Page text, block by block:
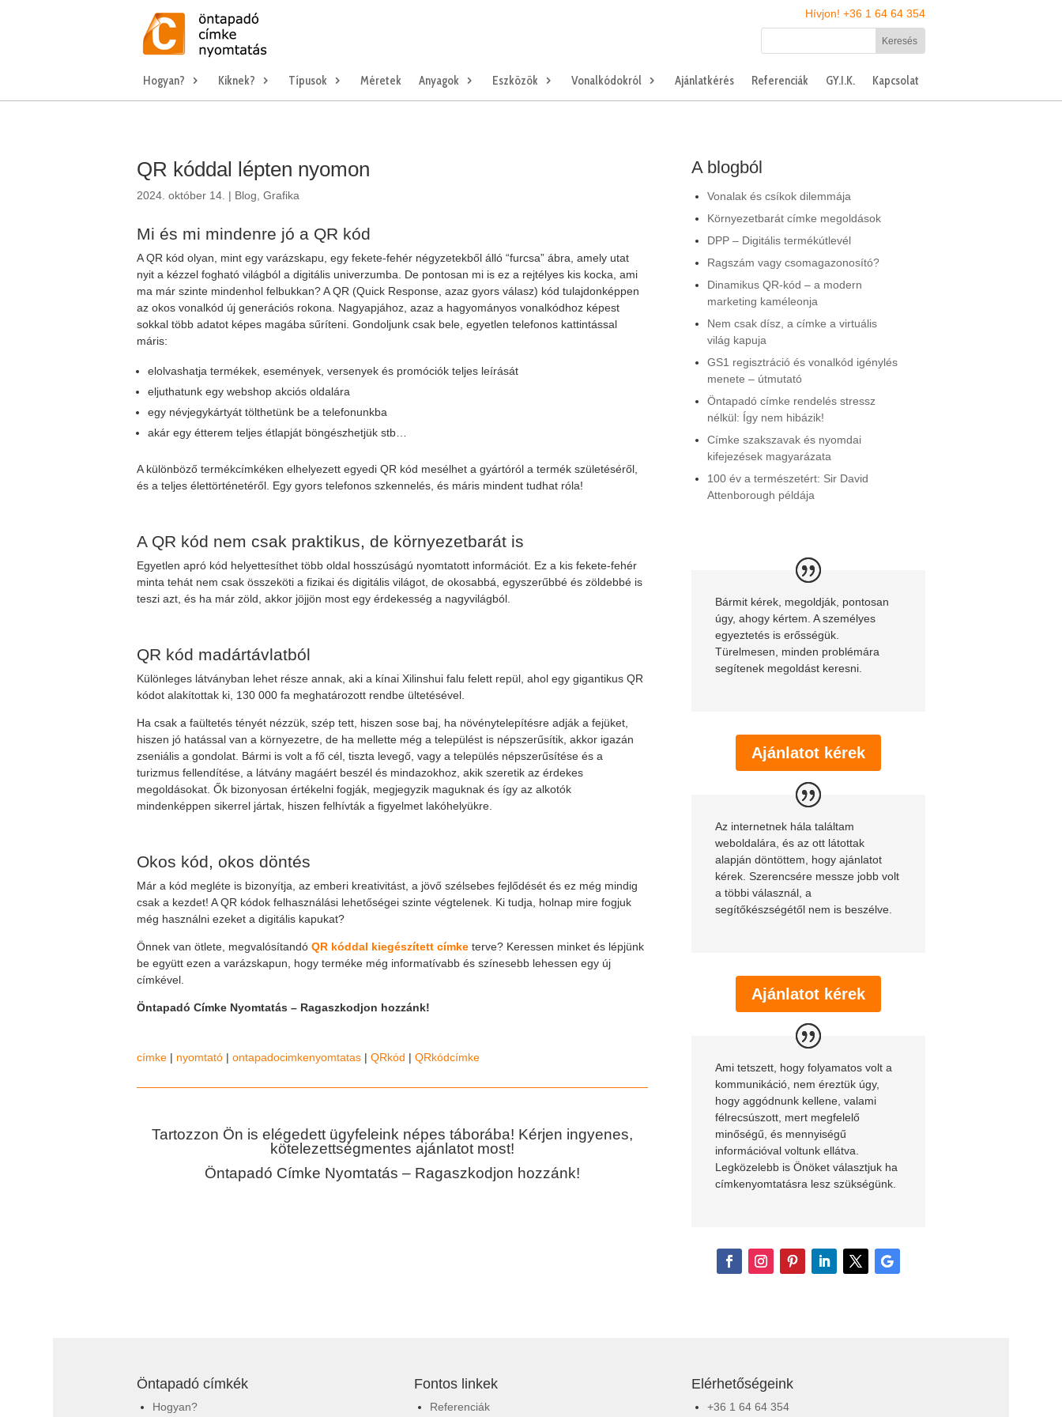
Hívjon! +36 1 64 64 354
Hogyan? Kiknek? Típusok Méretek Anyagok Eszközök Vonalkódokról Ajánlatkérés Referenciák GY.I.K. Kapcsolat
QR kóddal lépten nyomon
2024. október 14. | Blog Grafika
Mi és mi mindenre jó a QR kód
A QR kód olyan, mint egy varázskapu, egy fekete-fehér négyzetekből álló “furcsa” ábra, amely utat
nyit a kézzel fogható világból a digitális univerzumba. De pontosan mi is ez a rejtélyes kis kocka, ami
ma már szinte mindenhol felbukkan? A QR (Quick Response, azaz gyors válasz) kód tulajdonképpen
az okos vonalkód új generációs rokona. Nagyapjához, azaz a hagyományos vonalkódhoz képest
sokkal több adatot képes magába sűríteni. Gondoljunk csak bele, egyetlen telefonos kattintással
máris:
elolvashatja termékek, események, versenyek és promóciók teljes leírását
eljuthatunk egy webshop akciós oldalára
egy névjegykártyát tölthetünk be a telefonunkba
akár egy étterem teljes étlapját böngészhetjük stb…
A különböző termékcímkéken elhelyezett egyedi QR kód mesélhet a gyártóról a termék születéséről,
és a teljes élettörténetéről. Egy gyors telefonos szkennelés, és máris mindent tudhat róla!
A QR kód nem csak praktikus, de környezetbarát is
Egyetlen apró kód helyettesíthet több oldal hosszúságú nyomtatott információt. Ez a kis fekete-fehér
minta tehát nem csak összeköti a fizikai és digitális világot, de okosabbá, egyszerűbbé és zöldebbé is
teszi azt, és ha már zöld, akkor jöjjön most egy érdekesség a nagyvilágból.
QR kód madártávlatból
Különleges látványban lehet része annak, aki a kínai Xilinshui falu felett repül, ahol egy gigantikus QR
kódot alakítottak ki, 130 000 fa meghatározott rendbe ültetésével.
Ha csak a faültetés tényét nézzük, szép tett, hiszen sose baj, ha növénytelepítésre adják a fejüket,
hiszen jó hatással van a környezetre, de ha mellette még a települést is népszerűsítik, akkor igazán
zseniális a gondolat. Bármi is volt a fő cél, tiszta levegő, vagy a település népszerűsítése és a
turizmus fellendítése, a látvány magáért beszél és mindazokhoz, akik szeretik az érdekes
megoldásokat. Ők bizonyosan értékelni fogják, megjegyzik maguknak és így az alkotók
mindenképpen sikerrel jártak, hiszen felhívták a figyelmet lakóhelyükre.
Okos kód, okos döntés
Már a kód megléte is bizonyítja, az emberi kreativitást, a jövő szélsebes fejlődését és ez még mindig
csak a kezdet! A QR kódok felhasználási lehetőségei szinte végtelenek. Ki tudja, holnap mire fogjuk
még használni ezeket a digitális kapukat?
Önnek van ötlete, megvalósítandó QR kóddal kiegészített címke terve? Keressen minket és lépjünk
be együtt ezen a varázskapun, hogy terméke még informatívabb és színesebb lehessen egy új
címkével.
Öntapadó Címke Nyomtatás – Ragaszkodjon hozzánk!
címke | nyomtató | ontapadocimkenyomtatas | QRkód | QRkódcímke
Tartozzon Ön is elégedett ügyfeleink népes táborába! Kérjen ingyenes,
kötelezettségmentes ajánlatot most!
Öntapadó Címke Nyomtatás – Ragaszkodjon hozzánk!
A blogból
Vonalak és csíkok dilemmája
Környezetbarát címke megoldások
DPP – Digitális termékútlevél
Ragszám vagy csomagazonosító?
Dinamikus QR-kód – a modern
marketing kaméleonja
Nem csak dísz, a címke a virtuális
világ kapuja
GS1 regisztráció és vonalkód igénylés
menete – útmutató
Öntapadó címke rendelés stressz
nélkül: Így nem hibázik!
Címke szakszavak és nyomdai
kifejezések magyarázata
100 év a természetért: Sir David
Attenborough példája
Bármit kérek, megoldják, pontosan
úgy, ahogy kértem. A személyes
egyeztetés is erősségük.
Türelmesen, minden problémára
segítenek megoldást keresni.
Ajánlatot kérek
Az internetnek hála találtam
weboldalára, és az ott látottak
alapján döntöttem, hogy ajánlatot
kérek. Szerencsére messze jobb volt
a többi válasznál, a
segítőkészségétől nem is beszélve.
Ajánlatot kérek
Ami tetszett, hogy folyamatos volt a
kommunikáció, nem éreztük úgy,
hogy aggódnunk kellene, valami
félrecsúszott, mert megfelelő
minőségű, és mennyiségű
információval voltunk ellátva.
Legközelebb is Önöket választjuk ha
címkenyomtatásra lesz szükségünk.
Öntapadó címkék
Hogyan?
Fontos linkek
Referenciák
Elérhetőségeink
+36 1 64 64 354